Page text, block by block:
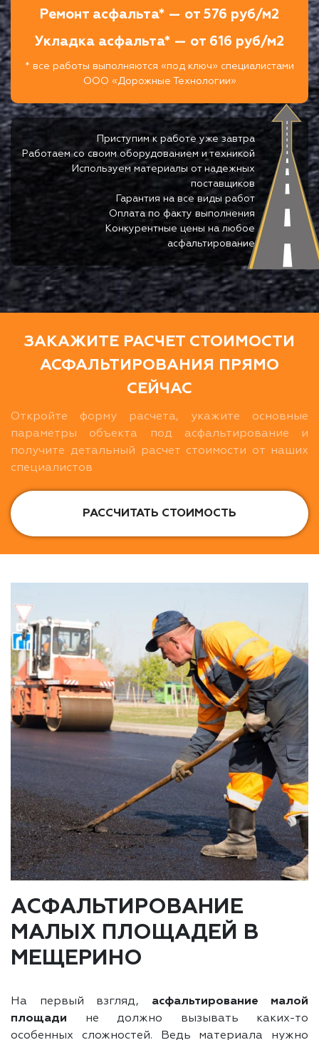
Ремонт асфальта* — от 576 руб/м2
Укладка асфальта* — от 616 руб/м2
* все работы выполняются «под ключ» специалистами
ООО «Дорожные Технологии»
Приступим к работе уже завтра
Работаем со своим оборудованием и техникой
Используем материалы от надежных
поставщиков
Гарантия на все виды работ
Оплата по факту выполнения
Конкурентные цены на любое
асфальтирование
ЗАКАЖИТЕ РАСЧЕТ СТОИМОСТИ
АСФАЛЬТИРОВАНИЯ ПРЯМО
СЕЙЧАС
Откройте форму расчета, укажите основные
параметры объекта под асфальтирование и
получите детальный расчет стоимости от наших
специалистов
РАССЧИТАТЬ СТОИМОСТЬ
АСФАЛЬТИРОВАНИЕ
МАЛЫХ ПЛОЩАДЕЙ В
МЕЩЕРИНО
На первый взгляд, асфальтирование малой
площади не должно вызывать каких-то
особенных сложностей. Ведь материала нужно